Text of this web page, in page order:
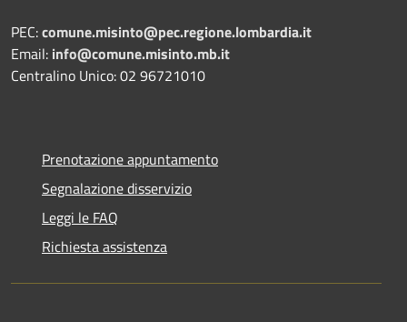
PEC:comune.misinto@pec.regione.lombardia.it
Email: info@comune.misinto.mb.it
Centralino Unico: 02 96721010
Prenotazione appuntamento
Segnalazione disservizio
Leggi le FAQ
Richiesta assistenza